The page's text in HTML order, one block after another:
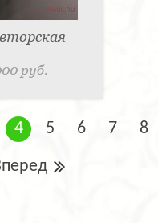
руб.
4 5 6 7 8